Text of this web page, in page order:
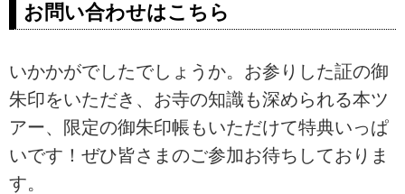
お問い合わせはこちら
いかかがでしたでしょうか。お参りした証の御
朱印をいただき、お寺の知識も深められる本ツ
アー、限定の御朱印帳もいただけて特典いっぱ
いです！ぜひ皆さまのご参加お待ちしておりま
す。